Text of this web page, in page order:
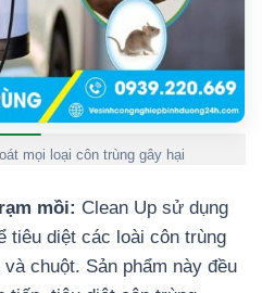
mọi loại côn trùng gây hại
mồi: Clean Up sử dụng
tiêu diệt các loài côn trùng
chuột. Sản phẩm này đều